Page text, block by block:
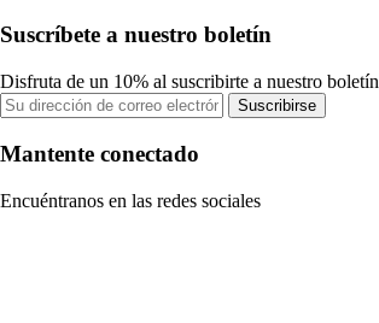
Suscríbete a nuestro boletín
Disfruta de un 10% al suscribirte a nuestro boletín
Suscribirse
Mantente conectado
Encuéntranos en las redes sociales